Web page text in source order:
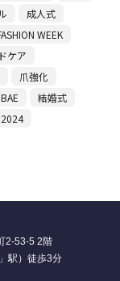
成人式
WEEK
ケア
爪強化
BAE
結婚式
2024
2-53-5 2階
駅）徒歩3分